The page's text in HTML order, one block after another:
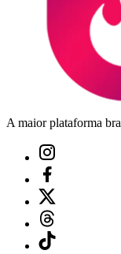
A maior plataforma